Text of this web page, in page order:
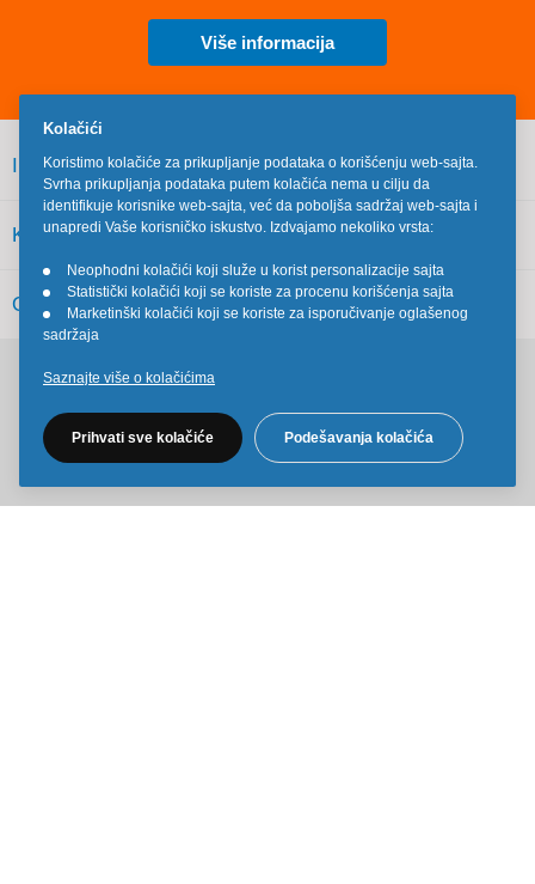
Više informacija
INFORMACIJE
KORISNIČKI SERVIS
OSTALO
Kolačići
Koristimo kolačiće za prikupljanje podataka o korišćenju web-sajta.
Svrha prikupljanja podataka putem kolačića nema u cilju da
identifikuje korisnike web-sajta, već da poboljša sadržaj web-sajta i
unapredi Vaše korisničko iskustvo. Izdvajamo nekoliko vrsta:
•
Neophodni kolačići koji služe u korist personalizacije sajta
•
Statistički kolačići koji se koriste za procenu korišćenja sajta
•
Marketinški kolačići koji se koriste za isporučivanje oglašenog
sadržaja
Saznajte više o kolačićima
Prihvati sve kolačiće Podešavanja kolačića